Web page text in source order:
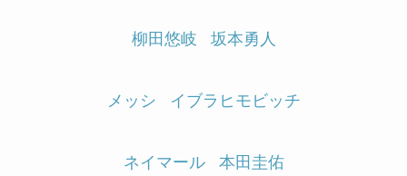
柳田悠岐 坂本勇人
メッシ イブラヒモビッチ
ネイマール 本田圭佑